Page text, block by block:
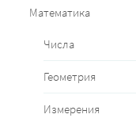
Математика
Числа
Геометрия
Измерения